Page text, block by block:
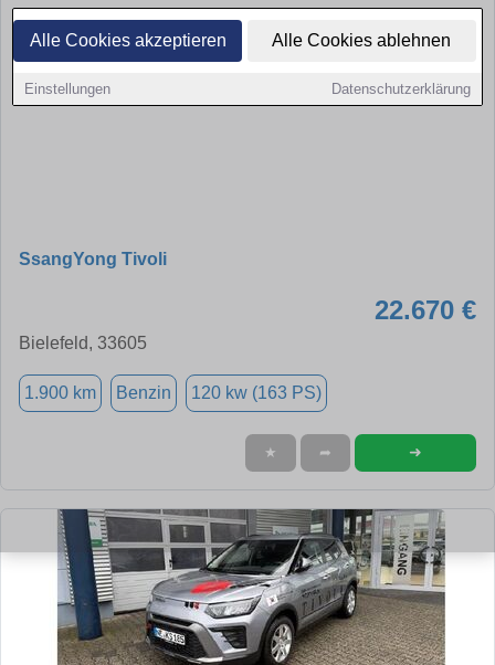
Alle Cookies akzeptieren Alle Cookies ablehnen
Einstellungen Datenschutzerklärung
SsangYong Tivoli
22.670 €
Bielefeld, 33605
1.900 km Benzin 120 kw (163 PS)
★ ➦ ➜